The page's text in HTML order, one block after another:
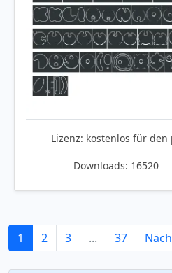
Lizenz: kostenlos für den
Downloads: 16520
1 2 3 ... 37